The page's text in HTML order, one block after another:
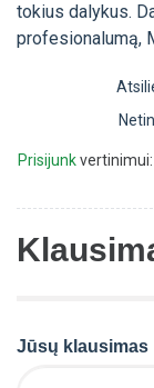
tokius dalykus.
profesionalumą,
Prisijunkvertinimui:
Jūsų klausimas